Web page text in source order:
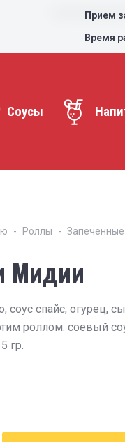
Прием
Время
Соусы
Роллы
Мидии
соус спайс, огурец,
роллом: соевый
гр.